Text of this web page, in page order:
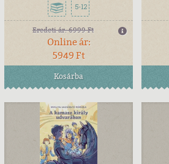
5-12
Eredeti ár:6999 Ft
Online ár:
5949 Ft
Kosárba